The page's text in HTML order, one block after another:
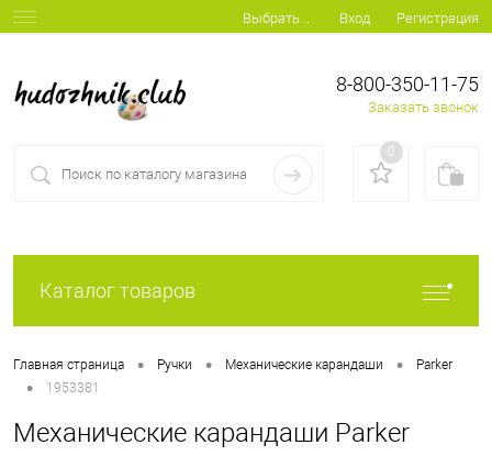
Выбрать... Вход Регистрация
8-800-350-11-75
Заказать звонок
0
Каталог товаров
Главная страница • Ручки • Механические карандаши • Parker
• 1953381
Механические карандаши Parker